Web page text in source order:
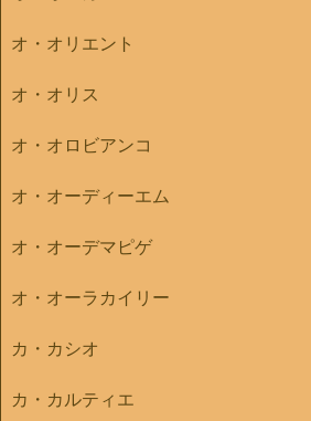
オ・オリエント
オ・オリス
オ・オロビアンコ
オ・オーディーエム
オ・オーデマピゲ
オ・オーラカイリー
カ・カシオ
カ・カルティエ